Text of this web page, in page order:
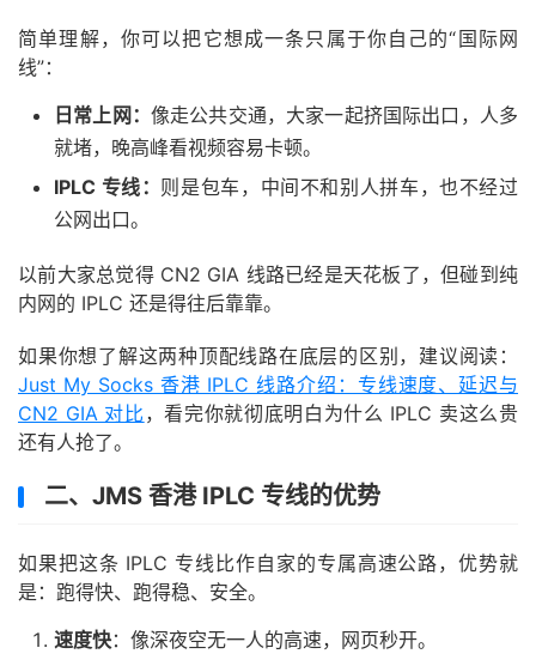
简单理解，你可以把它想成一条只属于你自己的“国际网
线”：
日常上网： 像走公共交通，大家一起挤国际出口，人多
就堵，晚高峰看视频容易卡顿。
IPLC 专线： 则是包车，中间不和别人拼车，也不经过
公网出口。
以前大家总觉得 CN2 GIA 线路已经是天花板了，但碰到纯
内网的 IPLC 还是得往后靠靠。
如果你想了解这两种顶配线路在底层的区别，建议阅读：
Just My Socks 香港 IPLC 线路介绍：专线速度、延迟与
CN2 GIA 对比 ，看完你就彻底明白为什么 IPLC 卖这么贵
还有人抢了。
二、JMS 香港 IPLC 专线的优势
如果把这条 IPLC 专线比作自家的专属高速公路，优势就
是：跑得快、跑得稳、安全。
速度快：像深夜空无一人的高速，网页秒开。